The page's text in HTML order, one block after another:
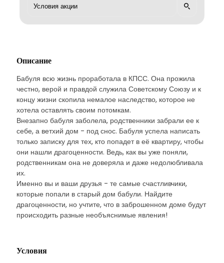
Описание
Бабуля всю жизнь проработала в КПСС. Она прожила
честно, верой и правдой служила Советскому Союзу и к
концу жизни скопила немалое наследство, которое не
хотела оставлять своим потомкам.
Внезапно бабуля заболела, родственники забрали ее к
себе, а ветхий дом - под снос. Бабуля успела написать
только записку для тех, кто попадет в её квартиру, чтобы
они нашли драгоценности. Ведь, как вы уже поняли,
родственникам она не доверяла и даже недолюбливала
их.
Именно вы и ваши друзья - те самые счастливчики,
которые попали в старый дом бабули. Найдите
драгоценности, но учтите, что в заброшенном доме будут
происходить разные необъяснимые явления!
Условия